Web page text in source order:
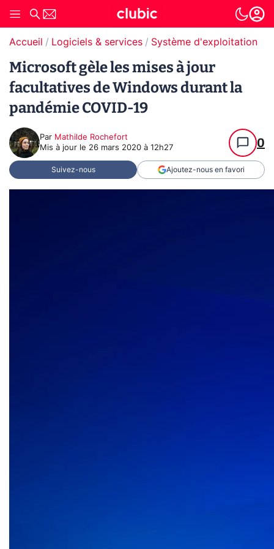
Accueil Logiciels & services Système d'exploitation
Microsoft gèle les mises à jour
facultatives de Windows durant la
pandémie COVID-19
Par Mathilde Rochefort
Mis à jour le 26 mars 2020 à 12h27 0
Suivez-nous Ajoutez-nous en favori